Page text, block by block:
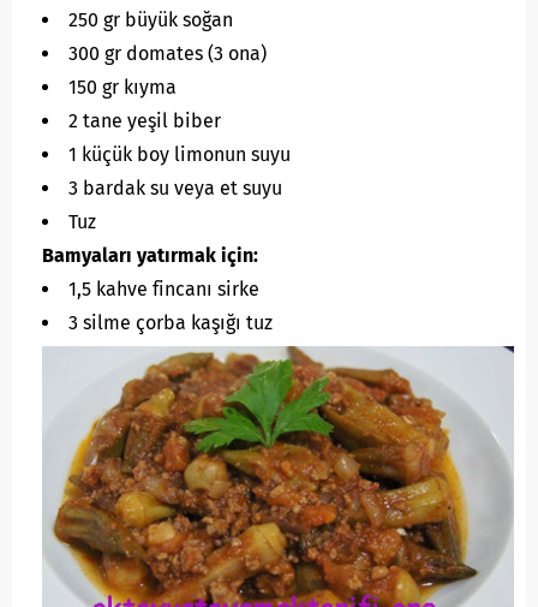
250 gr büyük soğan
300 gr domates (3 ona)
150 gr kıyma
2 tane yeşil biber
1 küçük boy limonun suyu
3 bardak su veya et suyu
Tuz
Bamyaları yatırmak için:
1,5 kahve fincanı sirke
3 silme çorba kaşığı tuz